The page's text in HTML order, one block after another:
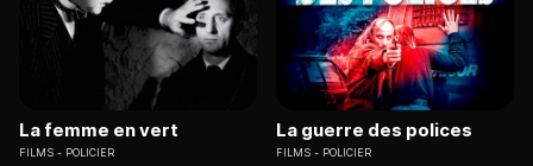
La femme en vert
FILMS POLICIER
La guerre des polices
FILMS POLICIER